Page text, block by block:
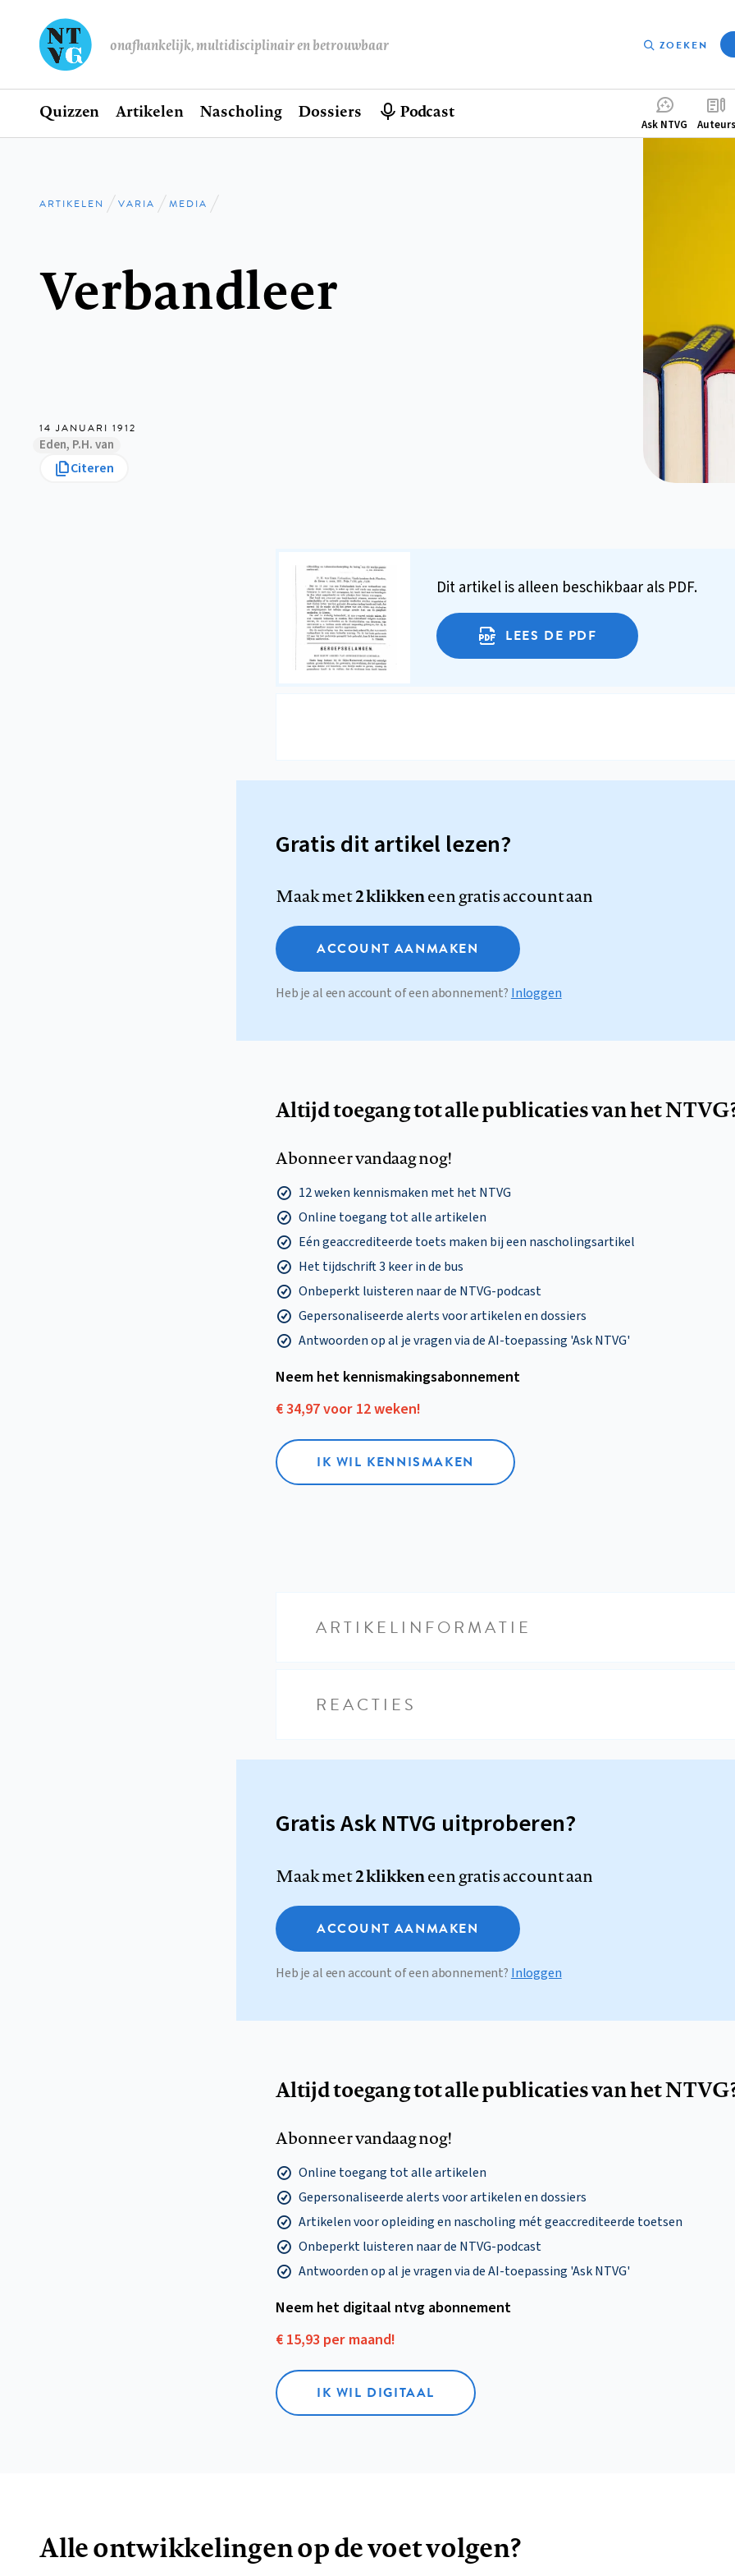
onafhankelijk, multidisciplinair en betrouwbaar ZOEKEN
Hoofdnavigatie
Home
Quizzen Artikelen Nascholing Dossiers Podcast
Ask NTVG Auteurs
Kruimelpad
ARTIKELEN VARIA MEDIA
Verbandleer
14 JANUARI 1912
Eden, P.H. van
Citeren
Dit artikel is alleen beschikbaar als PDF.
LEES DE PDF
Gratis dit artikel lezen?
Maak met2 klikkeneen gratis account aan
ACCOUNT AANMAKEN
Heb je al een account of een abonnement? Inloggen
Altijd toegang tot alle publicaties van het
Abonneer vandaag nog!
12 weken kennismaken met het NTVG
Online toegang tot alle artikelen
Eén geaccrediteerde toets maken bij een nascholingsartikel
Het tijdschrift 3 keer in de bus
Onbeperkt luisteren naar de NTVG-podcast
Gepersonaliseerde alerts voor artikelen en dossiers
Antwoorden op al je vragen via de AI-toepassing 'Ask NTVG'
Neem het kennismakings­abonnement
€ 34,97 voor 12 weken!
IK WIL KENNISMAKEN
ARTIKELINFORMATIE
REACTIES
Gratis Ask NTVG uitproberen?
Maak met2 klikkeneen gratis account aan
ACCOUNT AANMAKEN
Heb je al een account of een abonnement? Inloggen
Altijd toegang tot alle publicaties van het
Abonneer vandaag nog!
Online toegang tot alle artikelen
Gepersonaliseerde alerts voor artikelen en dossiers
Artikelen voor opleiding en nascholing mét geaccrediteerde toetsen
Onbeperkt luisteren naar de NTVG-podcast
Antwoorden op al je vragen via de AI-toepassing 'Ask NTVG'
Neem het digitaal ntvg abonnement
€ 15,93 per maand!
IK WIL DIGITAAL
Alle ontwikkelingen op de voet volgen?